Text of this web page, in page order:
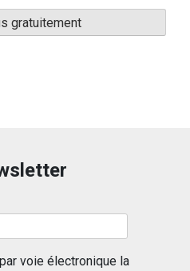
voie électronique la